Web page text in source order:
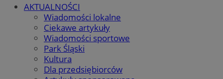
AKTUALNOŚCI
Wiadomości lokalne
Ciekawe artykuły
Wiadomości sportowe
Park Śląski
Kultura
Dla przedsiębiorców